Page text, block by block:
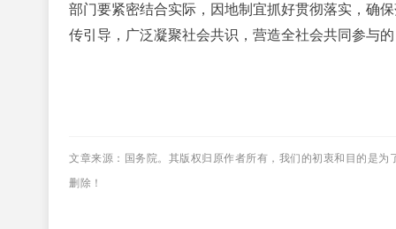
部门要紧密结合实际，因地制宜抓好贯彻落实，确
传引导，广泛凝聚社会共识，营造全社会共同参与
文章来源 ：国务院。其版权归原作者所有，我们的初衷和目的是为
删除！